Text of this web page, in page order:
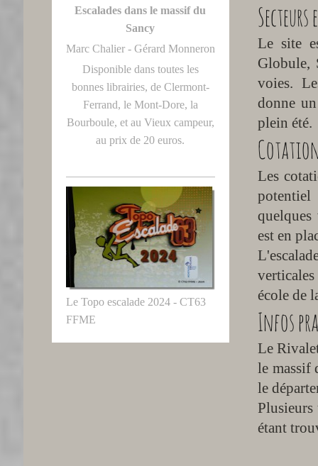
Le site
Globule,
voies.
donne
plein été.​
Les
est en
école de
Infos
Le
le massif
le
Plusieurs
étant
Escalades dans le massif du
Sancy
Marc Chalier - Gérard Monneron
Disponible dans toutes les
bonnes librairies, de Clermont-
Ferrand, le Mont-Dore, la
Bourboule, et au Vieux campeur,
au prix de 20 euros.
Le Topo escalade 2024 - CT63
FFME